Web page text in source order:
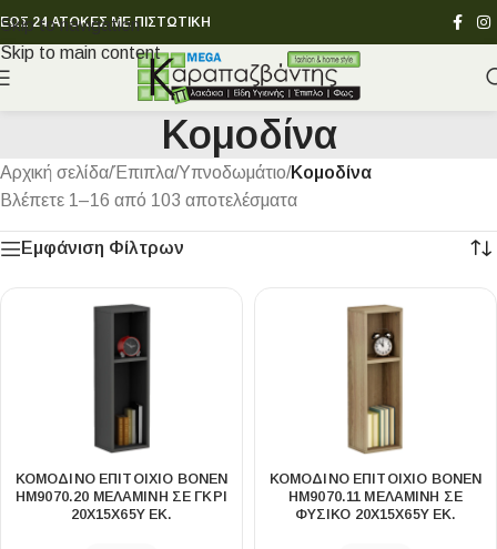
Skip to navigation
Skip to main content
ΕΩΣ 24 ΑΤΟΚΕΣ ΜΕ ΠΙΣΤΩΤΙΚΗ
Κομοδίνα
Αρχική σελίδα/Έπιπλα/Υπνοδωμάτιο/Κομοδίνα
Βλέπετε 1–16 από 103 αποτελέσματα
Εμφάνιση Φίλτρων
ΚΟΜΟΔΙΝΟ ΕΠΙΤΟΙΧΙΟ BONEN
HM9070.20 ΜΕΛΑΜΙΝΗ ΣΕ ΓΚΡΙ
20X15X65Y ΕΚ.
ΚΟΜΟΔΙΝΟ ΕΠΙΤΟΙΧΙΟ BONEN
HM9070.11 ΜΕΛΑΜΙΝΗ ΣΕ
ΦΥΣΙΚΟ 20X15X65Y ΕΚ.